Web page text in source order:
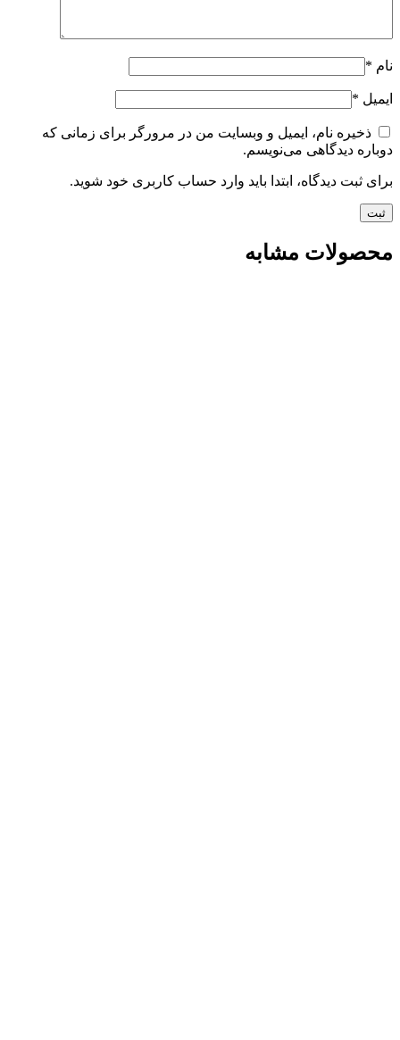
نام *
ایمیل *
ذخیره نام، ایمیل و وبسایت من در مرورگر برای زمانی که
دوباره دیدگاهی می‌نویسم.
برای ثبت دیدگاه، ابتدا باید وارد حساب کاربری خود شوید.
محصولات مشابه